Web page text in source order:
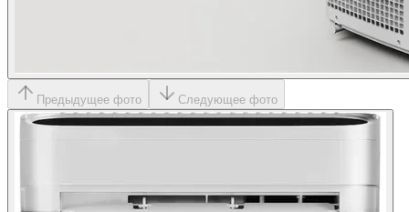
Предыдущее фото Следующее фото